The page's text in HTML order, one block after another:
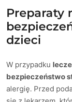
Preparaty
dzieci
W przypadku
bezpieczeństwo
alergię. Przed